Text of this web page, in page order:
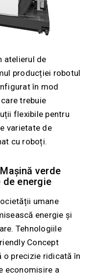
atelierul de
producției robotul
în mod
trebuie
flexibile pentru
varietate de
cu roboți.
verde
energie
umane
energie și
Tehnologiile
Concept
o precizie ridicată în
economisire a